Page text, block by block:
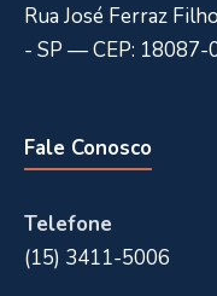
Rua José Ferraz
- SP — CEP: 18087-
Fale Conosco
Telefone
(15) 3411-5006